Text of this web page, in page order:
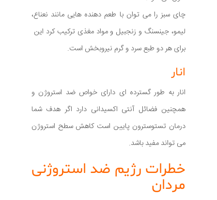
چای سبز را می توان با طعم دهنده هایی مانند نعناع،
لیمو، جینسنگ و زنجبیل و مواد مغذی ترکیب کرد این
برای هر دو طبع سرد و گرم نیروبخش است.
انار
انار به طور گسترده ای دارای خواص ضد استروژن و
همچنین فضائل آنتی اکسیدانی دارد اگر هدف شما
درمان تستوسترون پایین است کاهش سطح استروژن
می تواند مفید باشد.
خطرات رژیم ضد استروژنی
مردان